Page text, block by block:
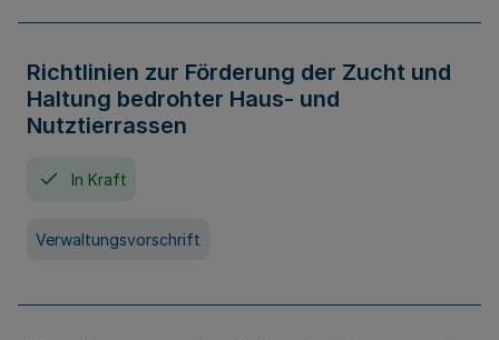
Richtlinien zur Förderung der Zucht und
Haltung bedrohter Haus- und
Nutztierrassen
In Kraft
Verwaltungsvorschrift